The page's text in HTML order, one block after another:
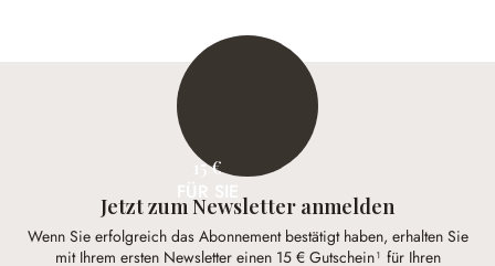
15 €
Jetzt zum Newsletter anmelden
Wenn Sie erfolgreich das Abonnement bestätigt haben, erhalten Sie
mit Ihrem ersten Newsletter einen 15 € Gutschein¹ für Ihren